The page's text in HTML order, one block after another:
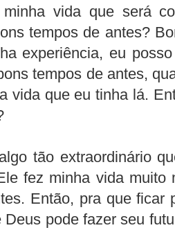
minha vida que será
tempos de antes?
experiência, eu
tempos de antes,
vida que eu tinha lá.
tão extraordinário
fez minha vida muito
Então, pra que ficar
Deus pode fazer seu